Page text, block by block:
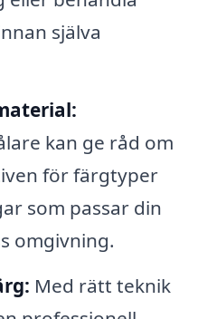
själva
kan ge råd om
för färgtyper
som passar din
omgivning.
Med rätt teknik